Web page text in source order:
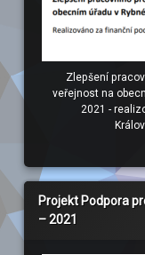
Zlepšení
veřejnost na
2021 -
Projekt Podpora
– 2021